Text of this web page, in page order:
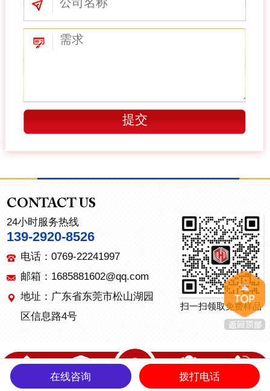
CONTACT US
24小时服务热线
139-2920-8526
电话：0769-22241997
邮箱：1685881602@qq.com
地址：广东省东莞市松山湖园
区信息路4号
扫一扫领取免费样品
产品中心 关于我们 联系我们
在线咨询 拨打电话